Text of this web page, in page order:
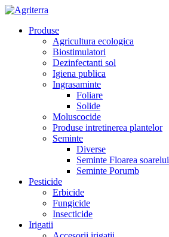
Produse
Agricultura ecologica
Biostimulatori
Dezinfectanti sol
Igiena publica
Ingrasaminte
Foliare
Solide
Moluscocide
Produse intretinerea plantelor
Seminte
Diverse
Seminte Floarea soarelui
Seminte Porumb
Pesticide
Erbicide
Fungicide
Insecticide
Irigatii